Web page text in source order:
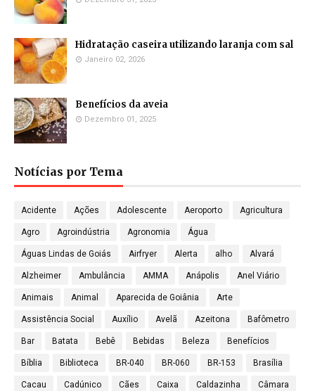
Hidratação caseira utilizando laranja com sal
Janeiro 02, 2026
Benefícios da aveia
Dezembro 01, 2025
Notícias por Tema
Acidente Ações Adolescente Aeroporto Agricultura
Agro Agroindústria Agronomia Água
Águas Lindas de Goiás Airfryer Alerta alho Alvará
Alzheimer Ambulância AMMA Anápolis Anel Viário
Animais Animal Aparecida de Goiânia Arte
Assistência Social Auxílio Avelã Azeitona Bafômetro
Bar Batata Bebê Bebidas Beleza Benefícios
Bíblia Biblioteca BR-040 BR-060 BR-153 Brasília
Cacau Cadúnico Cães Caixa Caldazinha Câmara